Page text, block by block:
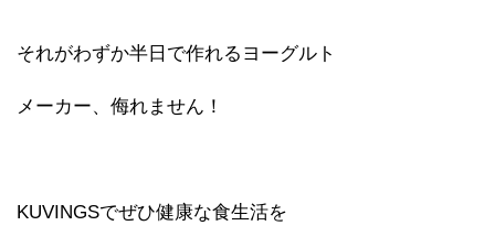
それがわずか半日で作れるヨーグルト
メーカー、侮れません！
KUVINGSでぜひ健康な食生活を